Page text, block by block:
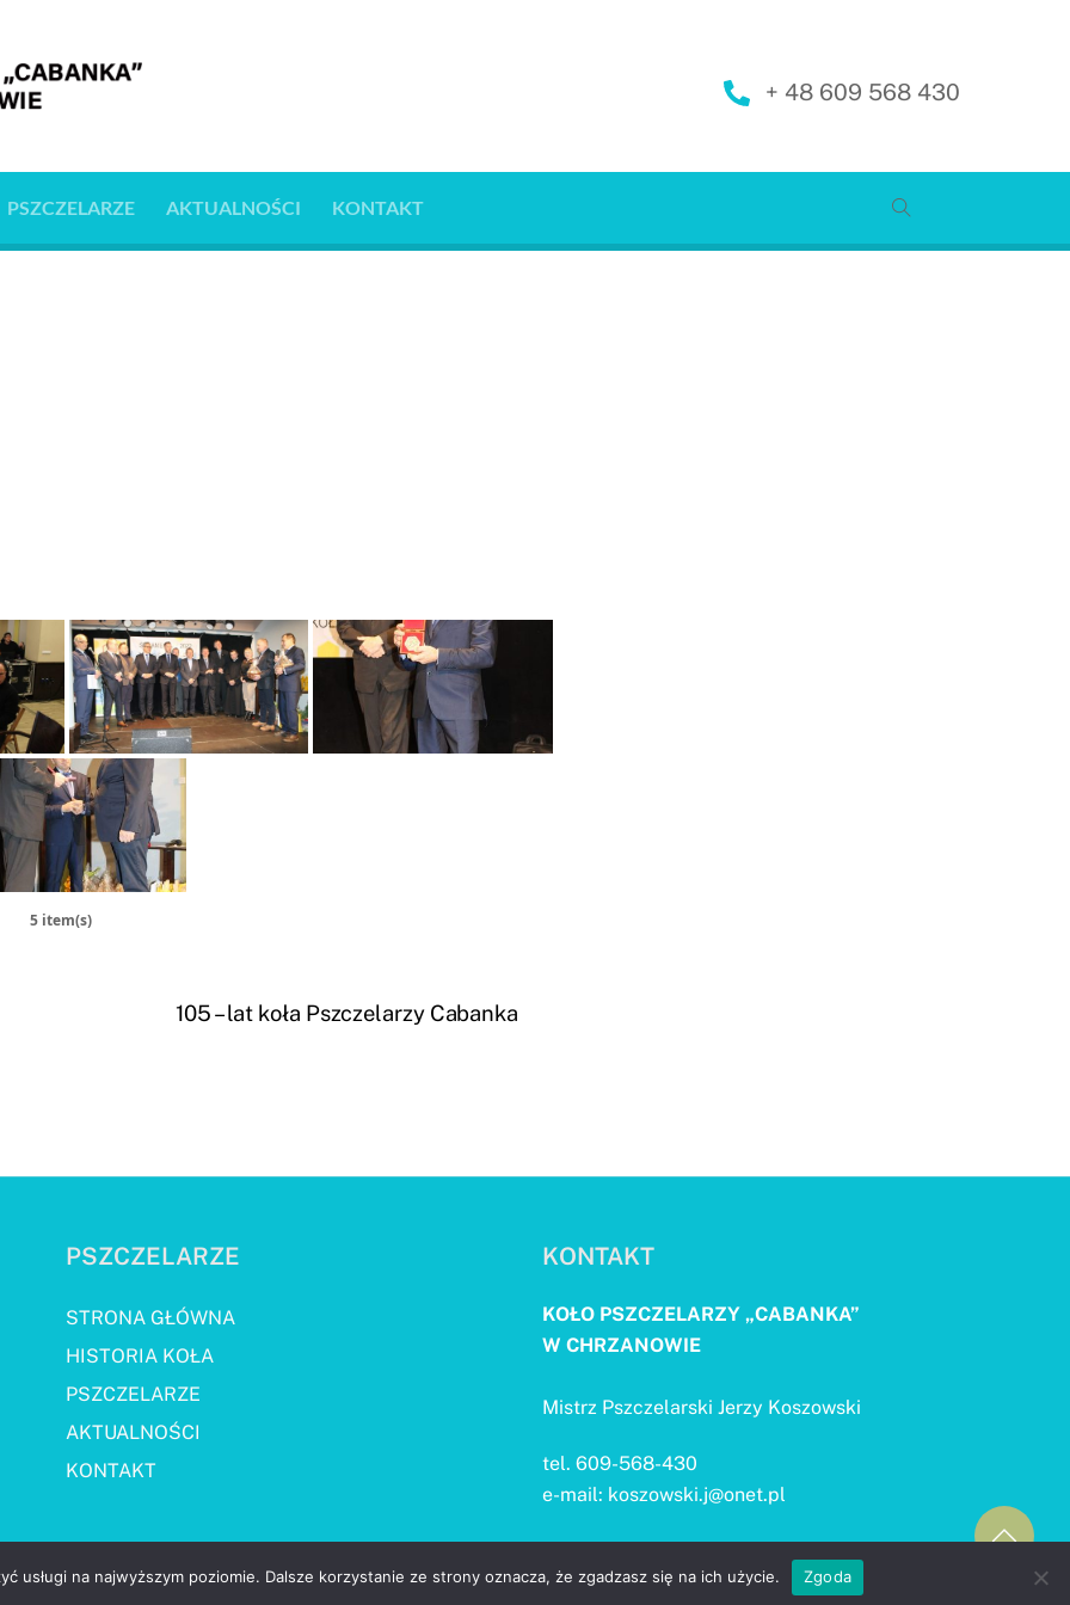
+ 48 609 568 430
PSZCZELARZE AKTUALNOŚCI KONTAKT
5 item(s)
105 – lat koła Pszczelarzy Cabanka
PSZCZELARZE
STRONA GŁÓWNA
HISTORIA KOŁA
PSZCZELARZE
AKTUALNOŚCI
KONTAKT
KONTAKT
KOŁO PSZCZELARZY „CABANKA”
W CHRZANOWIE
Mistrz Pszczelarski Jerzy Koszowski
tel. 609-568-430
e-mail: koszowski.j@onet.pl
go
usługi na najwyższym poziomie. Dalsze korzystanie ze strony oznacza, że zgadzasz się na ich użycie. Zgoda